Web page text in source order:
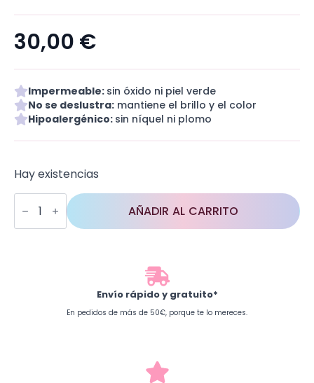
30,00 €
Impermeable: sin óxido ni piel verde
No se deslustra: mantiene el brillo y el color
Hipoalergénico: sin níquel ni plomo
Hay existencias
Vichy
Love
cantidad
AÑADIR AL CARRITO
Envío rápido y gratuito*
En pedidos de más de 50€, porque te lo mereces.